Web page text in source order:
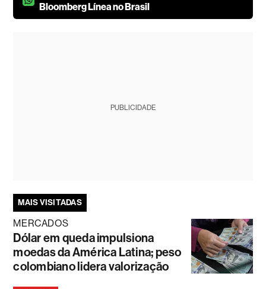
Bloomberg Línea no Brasil
PUBLICIDADE
MAIS VISITADAS
MERCADOS
Dólar em queda impulsiona
moedas da América Latina; peso
colombiano lidera valorização